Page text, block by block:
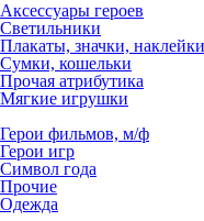
Аксессуары героев
Светильники
Плакаты, значки, наклейки
Сумки, кошельки
Прочая атрибутика
Мягкие игрушки
Герои фильмов, м/ф
Герои игр
Символ года
Прочие
Одежда